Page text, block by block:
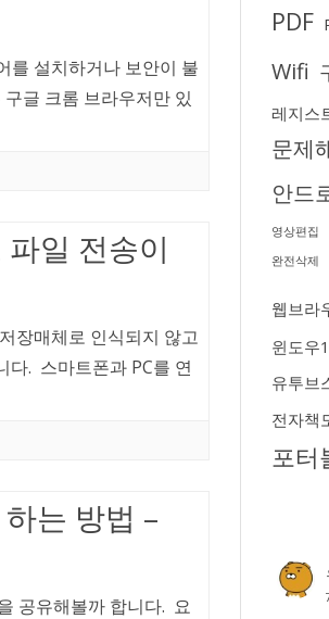
를 설치하거나 보안이 불
글 크롬 브라우저만 있
일 전송이
장매체로 인식되지 않고
다. 스마트폰과 PC를 연
는 방법 –
공유해볼까 합니다. 요
PDF
Wifi
레지스
문제
안드
영상편집
완전삭제
웹브라
윈도우
유투브
전자책
포터